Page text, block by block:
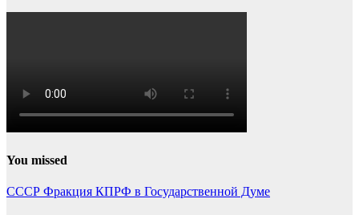
You missed
СССР Фракция КПРФ в Государственной Думе